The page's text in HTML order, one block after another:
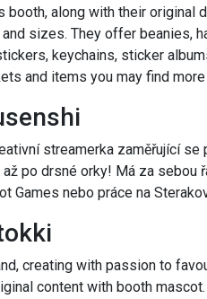
booth, along with their original
sizes. They offer beanies,
keychains, sticker
and items you may find
streamerka zaměřující
po drsné orky! Má za sebou
Games nebo práce na
creating with passion to
content with booth mascot.